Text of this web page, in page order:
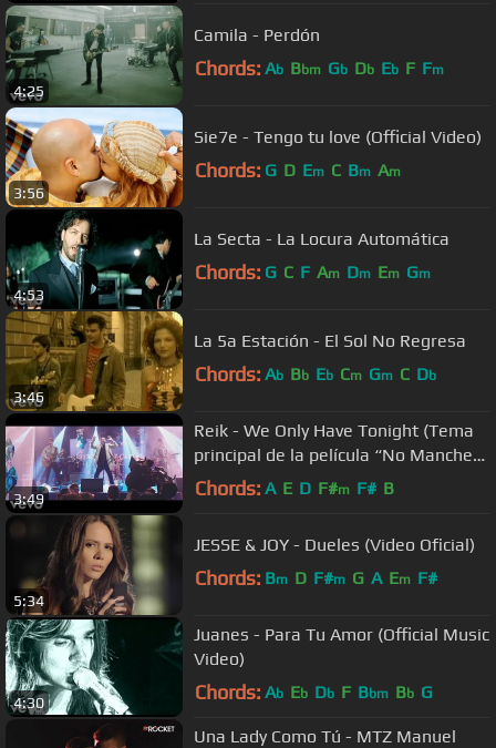
4:25
Camila - Perdón
Chords: Ab Bbm Gb Db Eb F Fm
3:56
Sie7e - Tengo tu love (Official Video)
Chords: G D Em C Bm Am
4:53
La Secta - La Locura Automática
Chords: G C F Am Dm Em Gm
3:46
La 5a Estación - El Sol No Regresa
Chords: Ab Bb Eb Cm Gm C Db
3:49
Reik - We Only Have Tonight (Tema
principal de la película “No Manches
Frida”)
Chords: A E D F#m F# B
5:34
JESSE & JOY - Dueles (Video Oficial)
Chords: Bm D F#m G A Em F#
4:30
Juanes - Para Tu Amor (Official Music
Video)
Chords: Ab Eb Db F Bbm Bb G
Una Lady Como Tú - MTZ Manuel